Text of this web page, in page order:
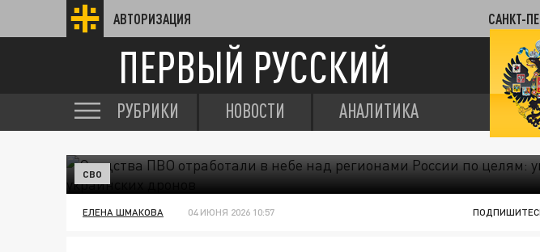
АВТОРИЗАЦИЯ САНКТ-
ПЕРВЫЙ РУССКИЙ
РУБРИКИ НОВОСТИ АНАЛИТИКА
СВО
ЕЛЕНА ШМАКОВА 04 ИЮНЯ 2026 10:57